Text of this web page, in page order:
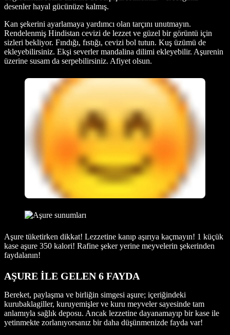
desenler hayal gücünüze kalmış.
Kan şekerini ayarlamaya yardımcı olan tarçını unutmayın.
Rendelenmiş Hindistan cevizi de lezzet ve güzel bir görüntü için
sizleri bekliyor. Fındığı, fıstığı, cevizi bol tutun. Kuş üzümü de
ekleyebilirsiniz. Ekşi severler mandalina dilimi ekleyebilir. Aşurenin
üzerine susam da serpebilirsiniz. Afiyet olsun.
Aşure tüketirken dikkat! Lezzetine kanıp aşırıya kaçmayın! 1 küçük
kase aşure 350 kalori! Rafine şeker yerine meyvelerin şekerinden
faydalanın!
AŞURE İLE GELEN 6 FAYDA
Bereket, paylaşma ve birliğin simgesi aşure; içeriğindeki
kurubaklagiller, kuruyemişler ve kuru meyveler sayesinde tam
anlamıyla sağlık deposu. Ancak lezzetine dayanamayıp bir kase ile
yetinmekte zorlanıyorsanız bir daha düşünmenizde fayda var!